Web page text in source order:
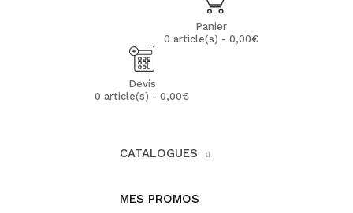
Panier
0 article(s) - 0,00€
Devis
0 article(s) - 0,00€
CATALOGUES
MES PROMOS